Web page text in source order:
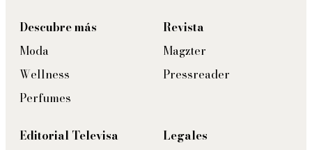
Descubre más
Moda
Wellness
Perfumes
Revista
Magzter
Pressreader
Editorial Televisa
Legales